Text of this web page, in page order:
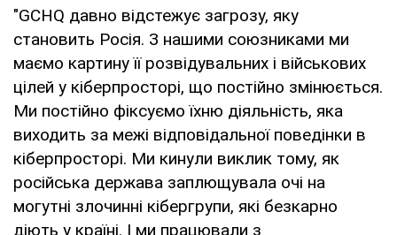
"GCHQ давно відстежує загрозу, яку
становить Росія. З нашими союзниками ми
маємо картину її розвідувальних і військових
цілей у кіберпросторі, що постійно змінюється.
Ми постійно фіксуємо їхню діяльність, яка
виходить за межі відповідальної поведінки в
кіберпросторі. Ми кинули виклик тому, як
російська держава заплющувала очі на
могутні злочинні кібергрупи, які безкарно
діють у країні. І ми працювали з